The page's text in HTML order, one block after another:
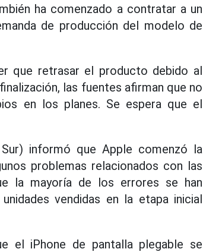
ha comenzado a contratar a un
de producción del modelo de
que retrasar el producto debido al
las fuentes afirman que no
en los planes. Se espera que el
informó que Apple comenzó la
problemas relacionados con las
la mayoría de los errores se han
vendidas en la etapa inicial
el iPhone de pantalla plegable se